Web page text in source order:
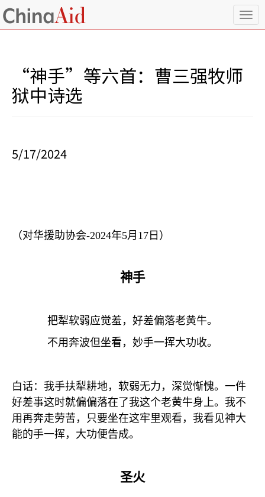
T
o
“神手”等六首：曹三强牧师
狱中诗选
5/17/2024
（对华援助协会-2024年5月 17 日）
神手
把犁软弱应觉羞，好差偏落老黄牛。
不用奔波但坐看，妙手一挥大功收。
白话：我手扶犁耕地，软弱无力，深觉惭愧。一件
好差事这时就偏偏落在了我这个老黄牛身上。我不
用再奔走劳苦，只要坐在这牢里观看，我看见神大
能的手一挥，大功便告成。
圣火